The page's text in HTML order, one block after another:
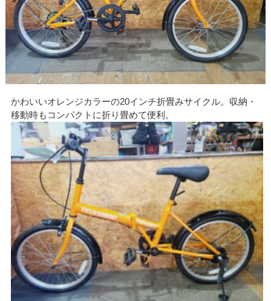
かわいいオレンジカラーの20インチ折畳みサイクル。収納・
移動時もコンパクトに折り畳めて便利。